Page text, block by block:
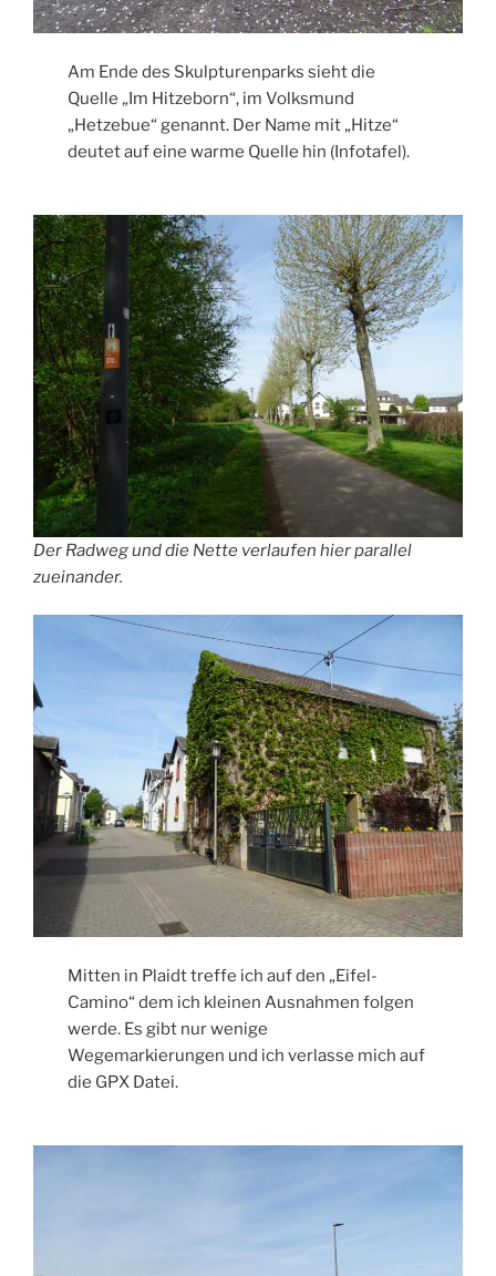
Am Ende des Skulpturenparks sieht die
Quelle „Im Hitzeborn“, im Volksmund
„Hetzebue“ genannt. Der Name mit „Hitze“
deutet auf eine warme Quelle hin (Infotafel).
Der Radweg und die Nette verlaufen hier parallel
zueinander.
Mitten in Plaidt treffe ich auf den „Eifel-
Camino“ dem ich kleinen Ausnahmen folgen
werde. Es gibt nur wenige
Wegemarkierungen und ich verlasse mich auf
die GPX Datei.